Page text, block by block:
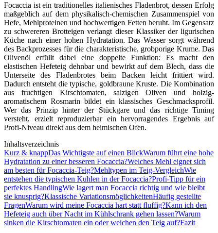
Focaccia ist ein traditionelles italienisches Fladenbrot, dessen Erfolg
maßgeblich auf dem physikalisch-chemischen Zusammenspiel von
Hefe, Mehlproteinen und hochwertigen Fetten beruht. Im Gegensatz
zu schwereren Brotteigen verlangt dieser Klassiker der ligurischen
Küche nach einer hohen Hydratation. Das Wasser sorgt während
des Backprozesses für die charakteristische, grobporige Krume. Das
Olivenöl erfüllt dabei eine doppelte Funktion: Es macht den
elastischen Hefeteig dehnbar und bewirkt auf dem Blech, dass die
Unterseite des Fladenbrotes beim Backen leicht frittiert wird.
Dadurch entsteht die typische, goldbraune Kruste. Die Kombination
aus fruchtigen Kirschtomaten, salzigen Oliven und holzig-
aromatischem Rosmarin bildet ein klassisches Geschmacksprofil.
Wer das Prinzip hinter der Stückgare und das richtige Timing
versteht, erzielt reproduzierbar ein hervorragendes Ergebnis auf
Profi-Niveau direkt aus dem heimischen Ofen.
Inhaltsverzeichnis
Kurz & knappDas Wichtigste auf einen BlickWarum führt eine hohe
Hydratation zu einer besseren Focaccia?Welches Mehl eignet sich
am besten für Focaccia-Teig?Mehltypen im Teig-VergleichWie
entstehen die typischen Kuhlen in der Focaccia?Profi-Tipp für ein
perfektes HandlingWie lagert man Focaccia richtig und wie bleibt
sie knusprig?Klassische VariationsmöglichkeitenHäufig gestellte
FragenWarum wird meine Focaccia hart statt fluffig?Kann ich den
Hefeteig auch über Nacht im Kühlschrank gehen lassen?Warum
sinken die Kirschtomaten ein oder weichen den Teig auf?Fazit